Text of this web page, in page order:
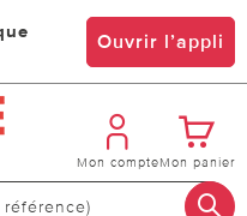
Ouvrir l’appli
Mon compteMon panier